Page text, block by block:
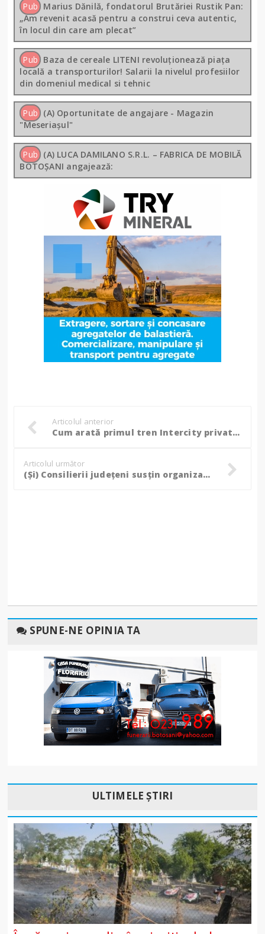
Pub Marius Dănilă, fondatorul Brutăriei Rustik Pan:
„Am revenit acasă pentru a construi ceva autentic,
în locul din care am plecat”
Pub Baza de cereale LITENI revoluționează piața
locală a transporturilor! Salarii la nivelul profesiilor
din domeniul medical si tehnic
Pub (A) Oportunitate de angajare - Magazin
"Meseriașul"
Pub (A) LUCA DAMILANO S.R.L. – FABRICA DE MOBILĂ
BOTOȘANI angajează:
Articolul anterior
Cum arată primul tren Intercity privat Suceava-București la care botoșănenii au cu greu acces! - FOTO
Articolul următor
(Și) Consilierii județeni susțin organizarea Concursului de Matematică „Dimitrie Pompeiu” la Botoșani!
SPUNE-NE OPINIA TA
ULTIMELE ȘTIRI